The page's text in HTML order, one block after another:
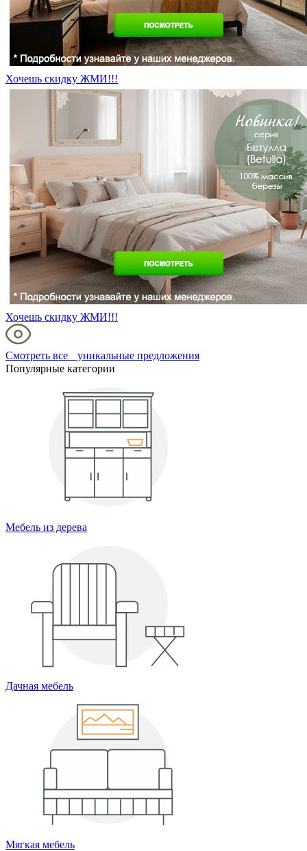
Хочешь скидку ЖМИ!!!
Хочешь скидку ЖМИ!!!
Смотреть все уникальные предложения
Популярные категории
Мебель из дерева
Дачная мебель
Мягкая мебель